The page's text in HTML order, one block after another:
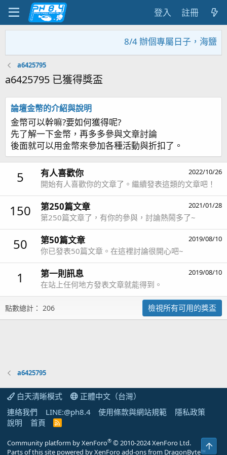
登入 註冊
8/4 辦個專屬日子，海鹽
a6425795
a6425795 已獲得獎盃
論壇金幣的介紹與說明
金幣可以幹嘛?要如何獲得呢?
先了解一下金幣，再多多參與文章討論
後面就可以用金幣來參加各種活動與折扣了。
5 2022/10/26
有人喜歡你
開始有人喜歡你的文章了。繼續發表這類的文章吧！
150 2021/01/28
第250篇文章
第250篇文章了，有你的參與，討論熱鬧多了~
50 2019/08/10
第50篇文章
你已發表50篇文章。在這裡討論很開心吧~
1 2019/08/10
第一則訊息
在站上任何地方發表文章就能得到。
點數總計： 206 檢視所有可用的獎盃
a6425795
白天清晰模式
正體中文（台灣）
連絡我們
LINE:@ph8.4 使用條款與網站規範
隱私政策
說明
首頁
R
Community platform by XenForo® © 2010-2024 XenForo Ltd.
Parts of this site powered byXenForo add-ons from DragonByte™
上方